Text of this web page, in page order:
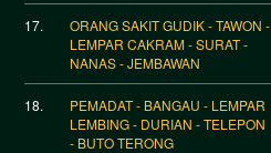
17.
ORANG SAKIT GUDIK - TAWON -
LEMPAR CAKRAM - SURAT -
NANAS - JEMBAWAN
18.
PEMADAT - BANGAU - LEMPAR
LEMBING - DURIAN - TELEPON
- BUTO TERONG